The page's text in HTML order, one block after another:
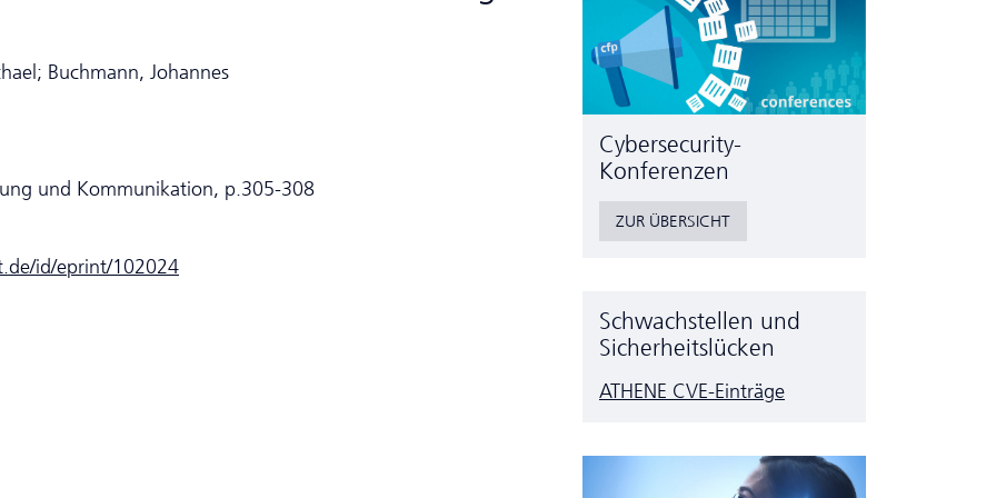
Buchmann, Johannes
und Kommunikation, p.305-308
id/eprint/102024
Cyber­security-
Konferenzen
ZUR ÜBERSICHT
Schwachstellen und
Sicherheitslücken
ATHENE CVE-Einträge